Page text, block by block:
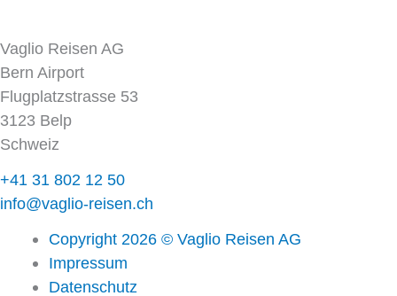
Vaglio Reisen AG
Bern Airport
Flugplatzstrasse 53
3123 Belp
Schweiz
+41 31 802 12 50
info@vaglio-reisen.ch
Copyright 2026 © Vaglio Reisen AG
Impressum
Datenschutz